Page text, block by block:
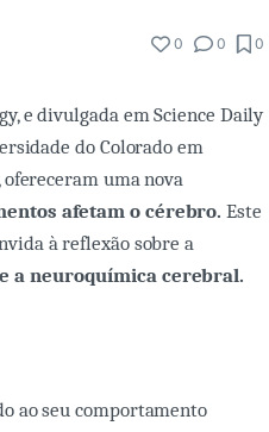
0 0 0
e divulgada em Science Daily
do Colorado em
uma nova
afetam o cérebro. Este
à reflexão sobre a
a neuroquímica cerebral.
ao seu comportamento